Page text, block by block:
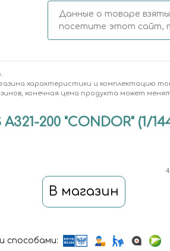
Данные о товаре
посетите этот сайт,
характеристики и комплектацию
конечная цена продукта может
200 "CONDOR" (1/
В магазин
способами: